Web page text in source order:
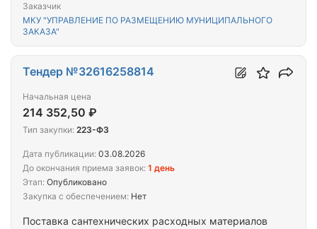
Заказчик
МКУ "УПРАВЛЕНИЕ ПО РАЗМЕЩЕНИЮ МУНИЦИПАЛЬНОГО
ЗАКАЗА"
Поставка сантехнических расходных материалов
Тендер №32616258814
Начальная цена
214 352,50 ₽
Тип закупки: 223-ФЗ
Дата публикации: 03.08.2026
До окончания приема заявок: 1 день
Этап: Опубликовано
Закупка с обеспечением: Нет